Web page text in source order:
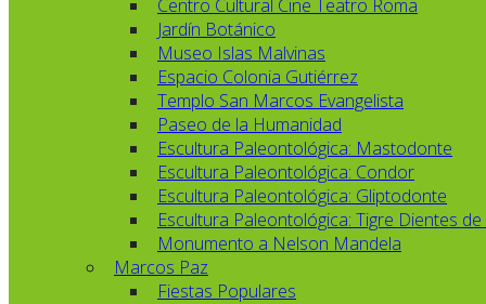
Centro Cultural Cine Teatro Roma
Jardín Botánico
Museo Islas Malvinas
Espacio Colonia Gutiérrez
Templo San Marcos Evangelista
Paseo de la Humanidad
Escultura Paleontológica: Mastodonte
Escultura Paleontológica: Condor
Escultura Paleontológica: Gliptodonte
Escultura Paleontológica: Tigre Dientes de
Monumento a Nelson Mandela
Marcos Paz
Fiestas Populares